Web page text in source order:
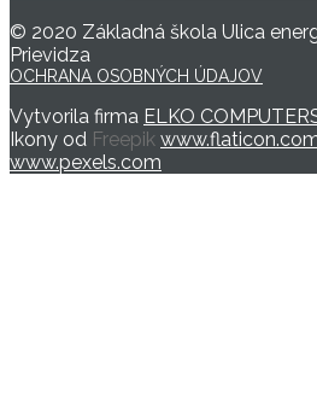
© 2020 Základná škola Ulica
Prievidza
OCHRANA OSOBNÝCH ÚDAJOV
Vytvorila firma ELKO
Ikony od Freepik
www.pexels.com